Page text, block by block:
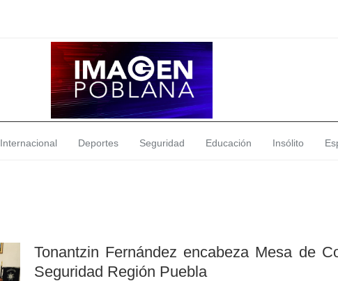
Internacional Deportes Seguridad Educación Insólito
Tonantzin Fernández encabeza Mesa de
Seguridad Región Puebla